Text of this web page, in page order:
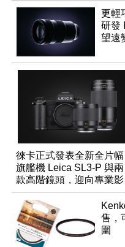
更輕
研發
望遠
徠卡正式發表全新全片幅
旗艦機 Leica SL3-P 與兩
款高階鏡頭，迎向專業影
音全方位演進
售，
圍